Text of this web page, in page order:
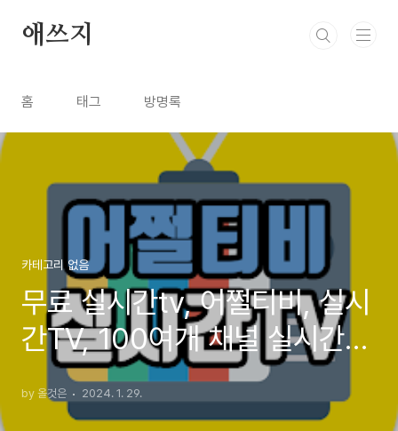
애쓰지
홈 태그 방명록
카테고리 없음
무료 실시간tv, 어쩔티비, 실시
간TV, 100여개 채널 실시간
방송, 실시간tv 링크
by 올것은 2024. 1. 29.